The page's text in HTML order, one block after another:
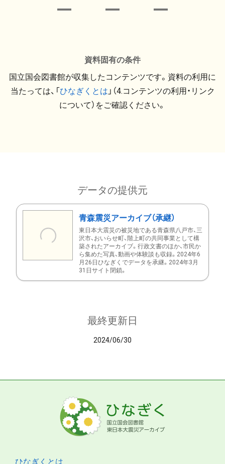
資料固有の条件
国立国会図書館が収集したコンテンツです。資料の利用に
当たっては、「ひなぎくとは 」（4.コンテンツの利用・リンク
について）をご確認ください。
データの提供元
青森震災アーカイブ（承継）
東日本大震災の被災地である青森県八戸市、三
沢市、おいらせ町、階上町の共同事業として構
築されたアーカイブ。行政文書のほか、市民か
ら集めた写真、動画や体験談も収録。2024年6
月26日ひなぎくでデータを承継。2024年3月
31日サイト閉鎖。
最終更新日
2024/06/30
ひなぎくとは